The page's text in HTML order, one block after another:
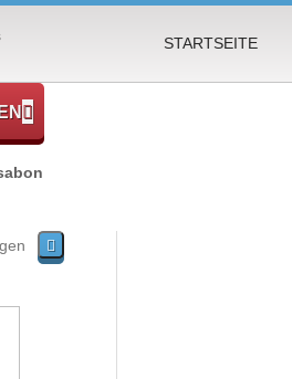
STARTSEITE